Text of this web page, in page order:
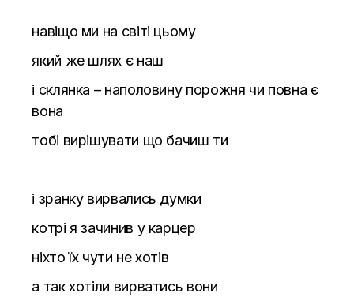
навіщо ми на світі цьому
який же шлях є наш
і склянка – наполовину порожня чи повна є
вона
тобі вирішувати що бачиш ти
і зранку вирвались думки
котрі я зачинив у карцер
ніхто їх чути не хотів
а так хотіли вирватись вони